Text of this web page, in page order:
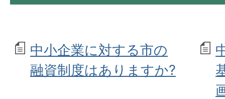
中小企業に対する市の
融資制度はありますか?